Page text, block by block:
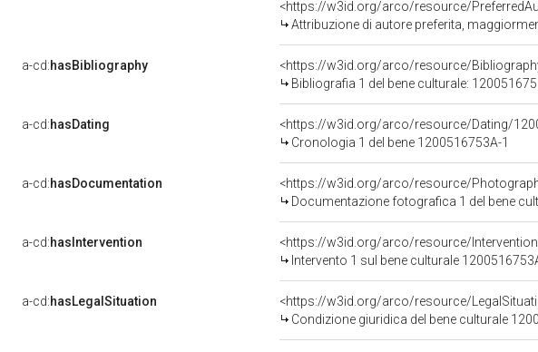
<https://w3id.org/arco/resource/
Attribuzione di autore preferita,
a-cd:hasBibliography
<https://w3id.org/arco/resource/
Bibliografia 1 del bene culturale:
a-cd:hasDating
<https://w3id.org/arco/resource/Dating/
Cronologia 1 del bene 1200516753A-1
a-cd:hasDocumentation
<https://w3id.org/arco/resource/
Documentazione fotografica 1 del bene
a-cd:hasIntervention
<https://w3id.org/arco/resource/
Intervento 1 sul bene culturale
a-cd:hasLegalSituation
<https://w3id.org/arco/resource/
Condizione giuridica del bene culturale